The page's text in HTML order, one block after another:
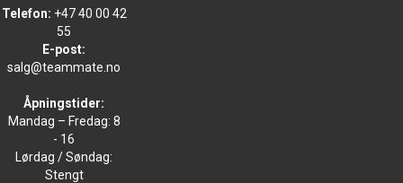
Telefon: +47 40 00 42
55
E-post:
salg@teammate.no
Åpningstider:
Mandag – Fredag: 8
- 16
Lørdag / Søndag:
Stengt